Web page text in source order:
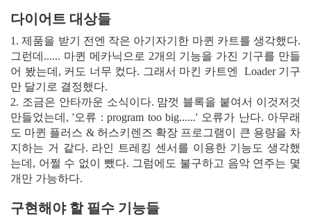
다이어트 대상들
1. 제품을 받기 전엔 작은 아기자기한 마퀸 카트를 생각했다.
그런데...... 마퀸 메카닉으로 2개의 기능을 가진 기구를 만들
어 봤는데, 커도 너무 컸다. 그래서 마킨 카트엔 Loader 기구
만 달기로 결정했다.
2. 조금은 안타까운 소식이다. 맘껏 블록을 붙여서 이것저것
만들었는데, '오류 : program too big......' 오류가 난다. 아무래
도 마퀸 플러스 & 허스키렌즈 확장 프로그램이 큰 용량을 차
지하는 거 같다. 라인 트레킹 센서를 이용한 기능도 생각했
는데, 어쩔 수 없이 뺐다. 그럼에도 불구하고 음악 연주는 몇
개만 가능하다.
구현해야 할 필수 기능들